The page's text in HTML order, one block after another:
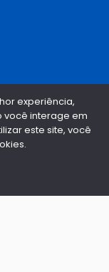
experiência,
você interage em
este site, você